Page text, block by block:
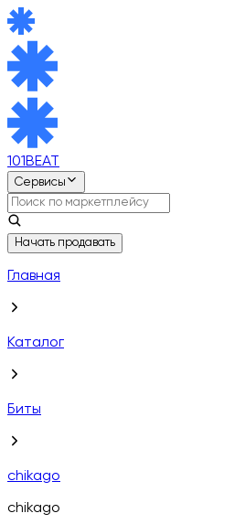
101BEAT
Сервисы
Начать продавать
Главная
Каталог
Биты
chikago
chikago